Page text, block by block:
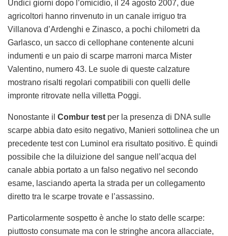
Undici giorni dopo l’omicidio, il 24 agosto 2007, due
agricoltori hanno rinvenuto in un canale irriguo tra
Villanova d’Ardenghi e Zinasco, a pochi chilometri da
Garlasco, un sacco di cellophane contenente alcuni
indumenti e un paio di scarpe marroni marca Mister
Valentino, numero 43. Le suole di queste calzature
mostrano risalti regolari compatibili con quelli delle
impronte ritrovate nella villetta Poggi.
Nonostante il Combur test per la presenza di DNA sulle
scarpe abbia dato esito negativo, Manieri sottolinea che un
precedente test con Luminol era risultato positivo. È quindi
possibile che la diluizione del sangue nell’acqua del
canale abbia portato a un falso negativo nel secondo
esame, lasciando aperta la strada per un collegamento
diretto tra le scarpe trovate e l’assassino.
Particolarmente sospetto è anche lo stato delle scarpe:
piuttosto consumate ma con le stringhe ancora allacciate,